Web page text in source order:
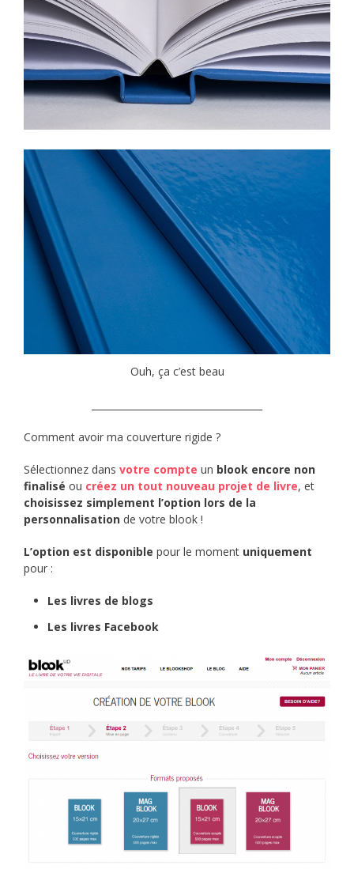
Ouh, ça c’est beau
Comment avoir ma couverture rigide ?
Sélectionnez dans votre compte un blook encore non
finalisé ou créez un tout nouveau projet de livre, et
choisissez simplement l’option lors de la
personnalisation de votre blook !
L’option est disponible pour le moment uniquement
pour :
Les livres de blogs
Les livres Facebook